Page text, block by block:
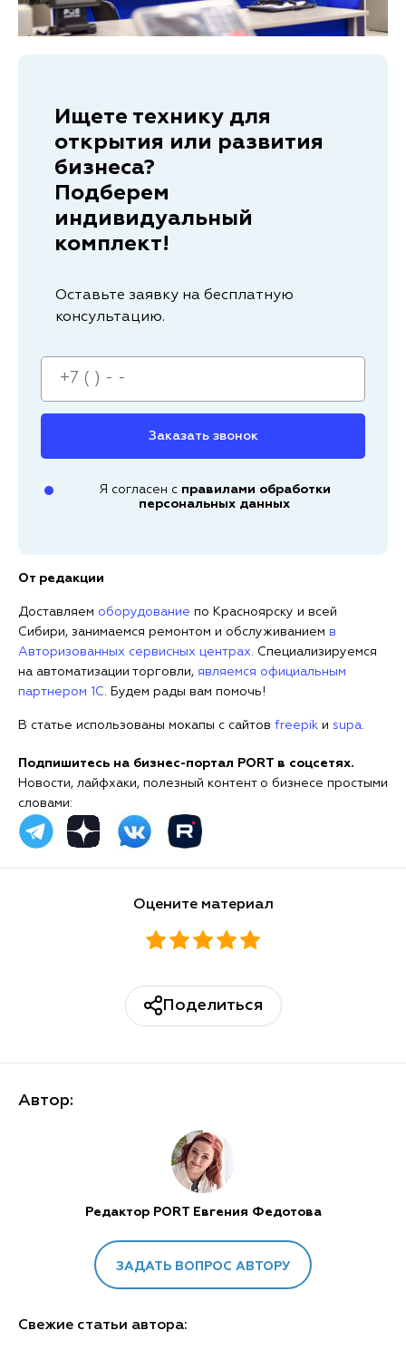
Ищете технику для
открытия или развития
бизнеса?
Подберем
индивидуальный
комплект!
Оставьте заявку на бесплатную
консультацию.
Заказать звонок
Я согласен с правилами обработки
персональных данных
От редакции
Доставляем оборудование по Красноярску и всей
Сибири, занимаемся ремонтом и обслуживанием в
Авторизованных сервисных центрах . Специализируемся
на автоматизации торговли, являемся официальным
партнером 1С . Будем рады вам помочь!
В статье использованы мокапы с сайтов freepik и supa
Подпишитесь на бизнес-портал PORT в соцсетях.
Новости, лайфхаки, полезный контент о бизнесе простыми
словами:
Оцените материал
Поделиться
Автор:
Редактор PORT Евгения Федотова
ЗАДАТЬ ВОПРОС АВТОРУ
Свежие статьи автора: